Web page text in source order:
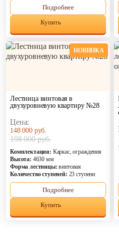
Подробнее
Купить
НОВИНКА
Лестница винтовая в
двухуровневую квартиру №28
Цена:
148 000 руб.
198 000 руб.
Комплектация: Каркас, ограждения
Высота: 4630 мм
Форма лестницы: винтовая
Количество ступеней: 23 ступени
Подробнее
Купить